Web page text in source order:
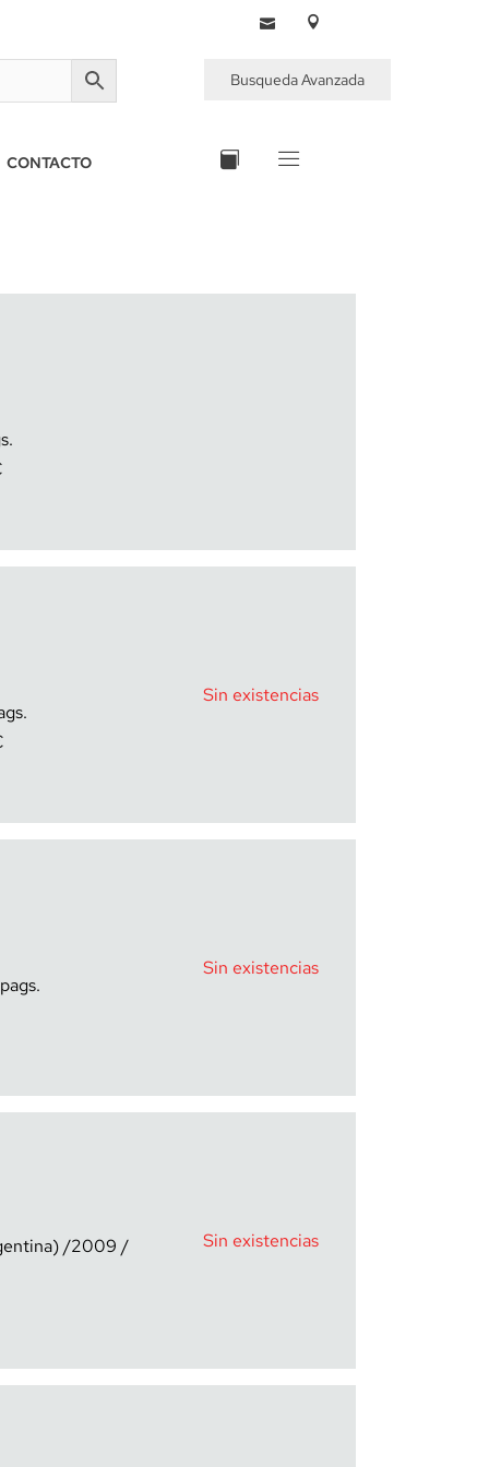
Busqueda Avanzada
CONTACTO
Sin existencias
Sin existencias
2009
Sin existencias